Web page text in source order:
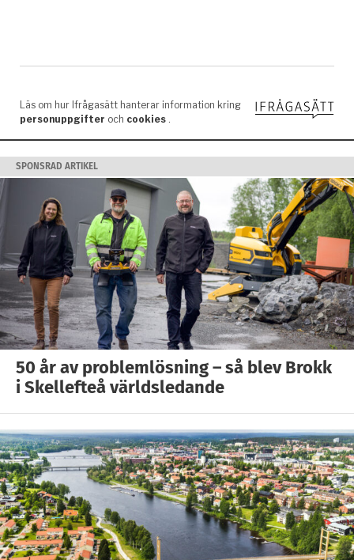
SPONSRAD ARTIKEL
50 år av problemlösning – så blev Brokk
i Skellefteå världsledande